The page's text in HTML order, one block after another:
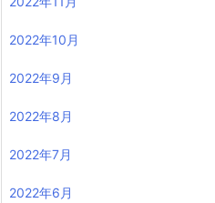
2022年10月
2022年9月
2022年8月
2022年7月
2022年6月